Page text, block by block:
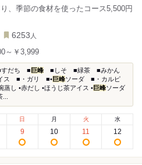
、季節の食材を使ったコース5,500円
6253 人
～￥3,999
すだち ■ 巨峰 ■しそ ■緑茶 ■みかん
ス ■・ガリ ■•巨峰ソーダ ■・カルピ
し •赤だし •ほうじ茶アイス •巨峰ソーダ
日
9
月
10
火
11
水
12